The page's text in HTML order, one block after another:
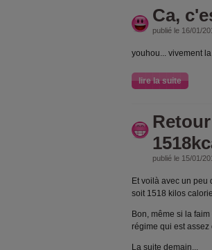
Ca,
publié le 16/01/
youhou... vivement
lire la suite
publié le 15/01/
Et voilà avec un
soit 1518 kilos
Bon, même si la
régime qui est assez
La suite demain...